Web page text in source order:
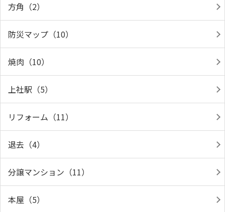
方角（2）
防災マップ（10）
焼肉（10）
上社駅（5）
リフォーム（11）
退去（4）
分譲マンション（11）
本屋（5）